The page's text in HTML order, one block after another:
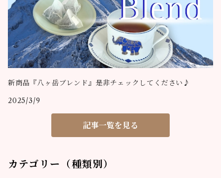
新商品『八ヶ岳ブレンド』是非チェックしてください♪
2025/3/9
記事一覧を見る
カテゴリー（種類別）